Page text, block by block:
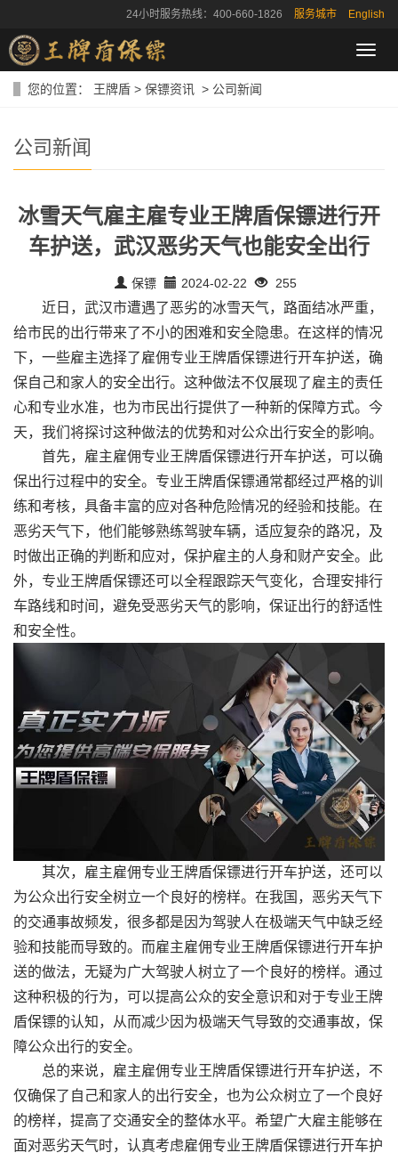
24小时服务热线：400-660-1826 服务城市 English
导
航
您的位置： 王牌盾 > 保镖资讯 > 公司新闻
公司新闻
冰雪天气雇主雇专业王牌盾保镖进行开
车护送，武汉恶劣天气也能安全出行
保镖 2024-02-22 255
近日，武汉市遭遇了恶劣的冰雪天气，路面结冰严重，
给市民的出行带来了不小的困难和安全隐患。在这样的情况
下，一些雇主选择了雇佣专业王牌盾保镖进行开车护送，确
保自己和家人的安全出行。这种做法不仅展现了雇主的责任
心和专业水准，也为市民出行提供了一种新的保障方式。今
天，我们将探讨这种做法的优势和对公众出行安全的影响。
首先，雇主雇佣专业王牌盾保镖进行开车护送，可以确
保出行过程中的安全。专业王牌盾保镖通常都经过严格的训
练和考核，具备丰富的应对各种危险情况的经验和技能。在
恶劣天气下，他们能够熟练驾驶车辆，适应复杂的路况，及
时做出正确的判断和应对，保护雇主的人身和财产安全。此
外，专业王牌盾保镖还可以全程跟踪天气变化，合理安排行
车路线和时间，避免受恶劣天气的影响，保证出行的舒适性
和安全性。
其次，雇主雇佣专业王牌盾保镖进行开车护送，还可以
为公众出行安全树立一个良好的榜样。在我国，恶劣天气下
的交通事故频发，很多都是因为驾驶人在极端天气中缺乏经
验和技能而导致的。而雇主雇佣专业王牌盾保镖进行开车护
送的做法，无疑为广大驾驶人树立了一个良好的榜样。通过
这种积极的行为，可以提高公众的安全意识和对于专业王牌
盾保镖的认知，从而减少因为极端天气导致的交通事故，保
障公众出行的安全。
总的来说，雇主雇佣专业王牌盾保镖进行开车护送，不
仅确保了自己和家人的出行安全，也为公众树立了一个良好
的榜样，提高了交通安全的整体水平。希望广大雇主能够在
面对恶劣天气时，认真考虑雇佣专业王牌盾保镖进行开车护